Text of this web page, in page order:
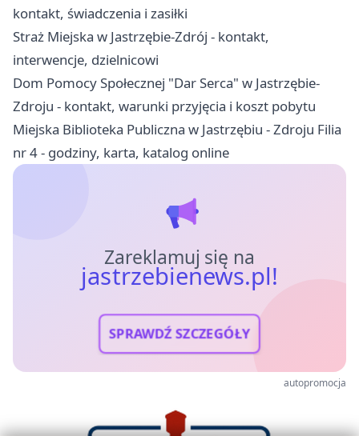
kontakt, świadczenia i zasiłki
Straż Miejska w Jastrzębie-Zdrój - kontakt,
interwencje, dzielnicowi
Dom Pomocy Społecznej "Dar Serca" w Jastrzębie-
Zdroju - kontakt, warunki przyjęcia i koszt pobytu
Miejska Biblioteka Publiczna w Jastrzębiu - Zdroju Filia
nr 4 - godziny, karta, katalog online
Zareklamuj się na
jastrzebienews.pl!
SPRAWDŹ SZCZEGÓŁY
autopromocja